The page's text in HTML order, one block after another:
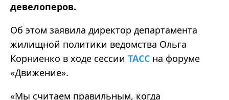
девелоперов.
Об этом заявила директор департамента
жилищной политики ведомства Ольга
Корниенко в ходе сессии ТАСС на форуме
«Движение».
«Мы считаем правильным, когда